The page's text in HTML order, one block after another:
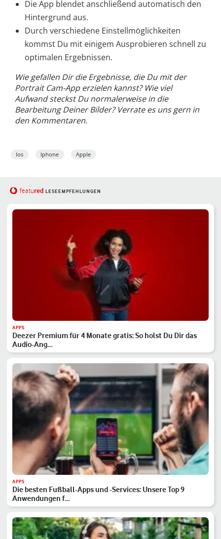
Die App blendet anschließend automatisch den
Hintergrund aus.
Durch verschiedene Einstellmöglichkeiten
kommst Du mit einigem Ausprobieren schnell zu
optimalen Ergebnissen.
Wie gefallen Dir die Ergebnisse, die Du mit der
Portrait Cam-App erzielen kannst? Wie viel
Aufwand steckst Du normalerweise in die
Bearbeitung Deiner Bilder? Verrate es uns gern in
den Kommentaren.
Ios Iphone Apple
featured LESEEMPFEHLUNGEN
APPS
Deezer Premium für 4 Monate gratis: So holst Du Dir das
Audio-Ang…
APPS
Die besten Fußball-Apps und -Services: Unsere Top 9
Anwendungen f…